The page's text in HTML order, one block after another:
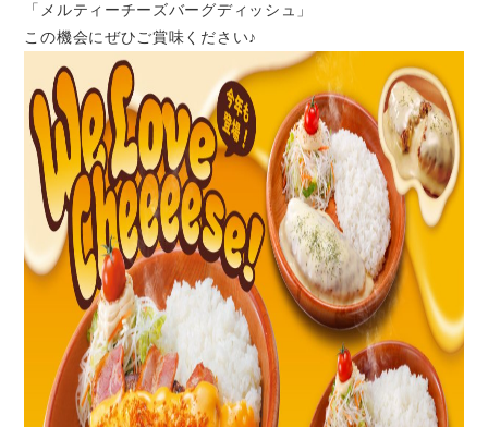
「メルティーチーズバーグディッシュ」
この機会にぜひご賞味ください♪